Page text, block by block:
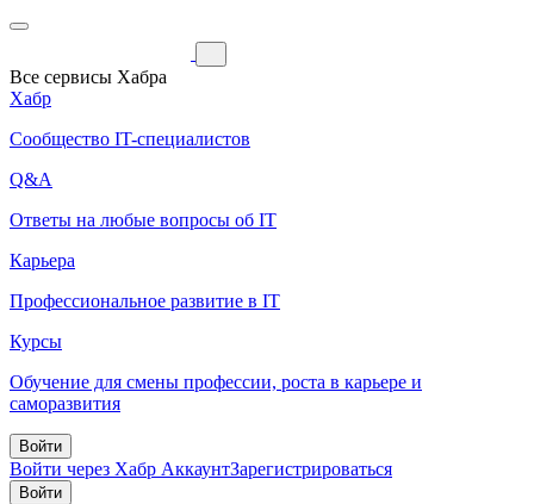
Все сервисы Хабра
Хабр
Сообщество IT-специалистов
Q&A
Ответы на любые вопросы об IT
Карьера
Профессиональное развитие в IT
Курсы
Обучение для смены профессии, роста в карьере и
саморазвития
Войти
Войти через Хабр АккаунтЗарегистрироваться
Войти